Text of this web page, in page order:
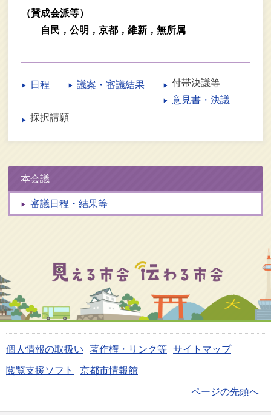
（賛成会派等）
自民，公明，京都，維新，無所属
日程 議案・審議結果
付帯決議等
意見書・決議
採択請願
本会議
審議日程・結果等
個人情報の取扱い 著作権・リンク等 サイトマップ
閲覧支援ソフト 京都市情報館
ページの先頭へ